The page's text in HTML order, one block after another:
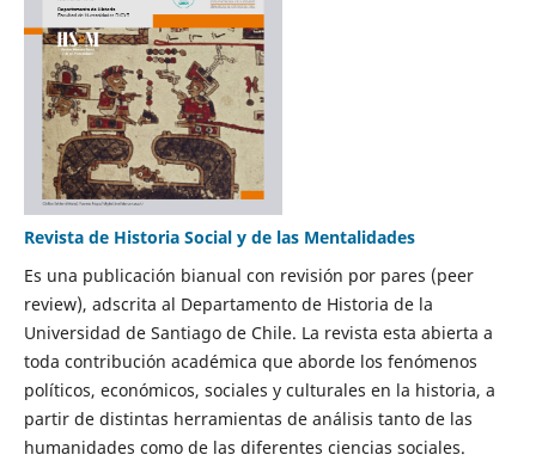
Revista de Historia Social y de las Mentalidades
Es una publicación bianual con revisión por pares (peer
review), adscrita al Departamento de Historia de la
Universidad de Santiago de Chile. La revista esta abierta a
toda contribución académica que aborde los fenómenos
políticos, económicos, sociales y culturales en la historia, a
partir de distintas herramientas de análisis tanto de las
humanidades como de las diferentes ciencias sociales.